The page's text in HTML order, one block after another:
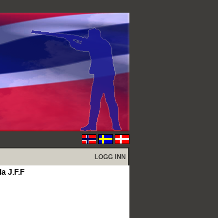
LOGG INN
J.F.F